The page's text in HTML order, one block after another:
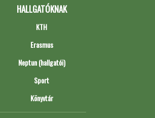
HALLGATÓKNAK
KTH
Erasmus
Neptun (hallgatói)
Sport
Könyvtár